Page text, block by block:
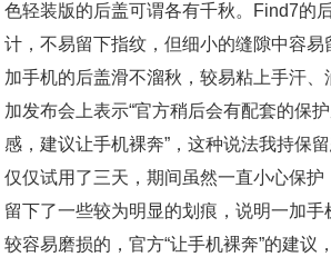
色轻装版的后盖可谓各有千秋。Find7的
计，不易留下指纹，但细小的缝隙中容易
加手机的后盖滑不溜秋，较易粘上手汗、
加发布会上表示“官方稍后会有配套的保
感，建议让手机裸奔”，这种说法我持保
仅仅试用了三天，期间虽然一直小心保护
留下了一些较为明显的划痕，说明一加手
较容易磨损的，官方“让手机裸奔”的建议